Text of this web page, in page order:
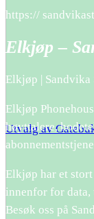
Utvalg av
https://
Elkjøp –
Elkjøp | Sandvika
Elkjøp
høyttalere,
Elkjøp har et
innenfor for
Besøk oss på